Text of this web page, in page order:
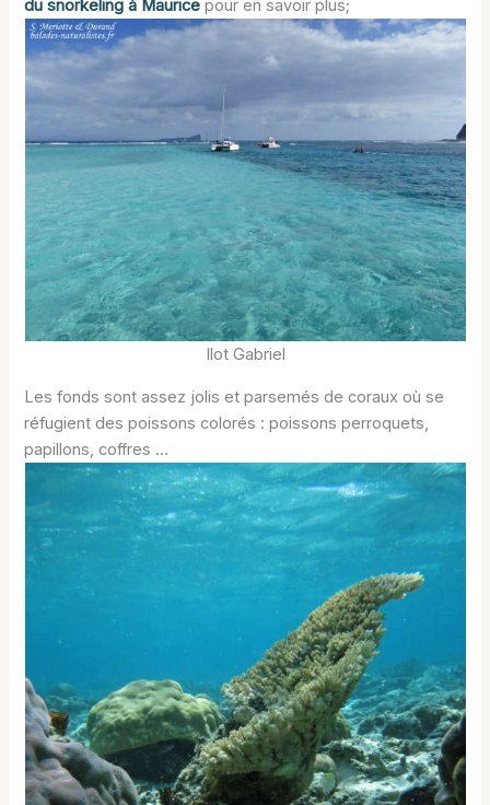
du snorkeling à Maurice pour en savoir plus;
Ilot Gabriel
Les fonds sont assez jolis et parsemés de coraux où se
réfugient des poissons colorés : poissons perroquets,
papillons, coffres …